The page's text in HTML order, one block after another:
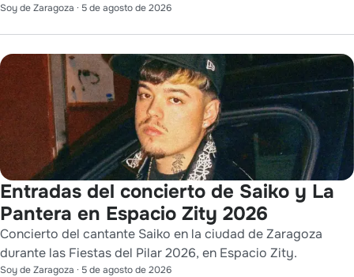
Soy de Zaragoza · 5 de agosto de 2026
Entradas del concierto de Saiko y La
Pantera en Espacio Zity 2026
Concierto del cantante Saiko en la ciudad de Zaragoza
durante las Fiestas del Pilar 2026, en Espacio Zity.
Soy de Zaragoza · 5 de agosto de 2026